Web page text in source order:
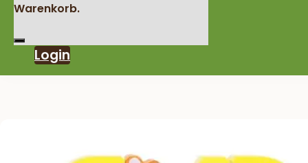
Warenkorb.
Login